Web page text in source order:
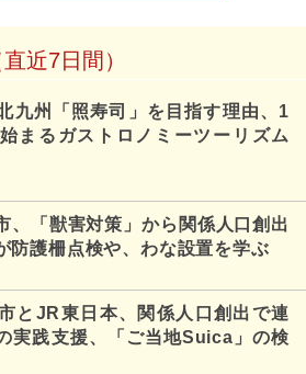
近7日間）
九州「照寿司」を目指す理由、1
まるガストロノミーツーリズム
、「獣害対策」から関係人口創出
防護柵点検や、わな設置を学ぶ
とJR東日本、関係人口創出で連
実践支援、「ご当地Suica」の検